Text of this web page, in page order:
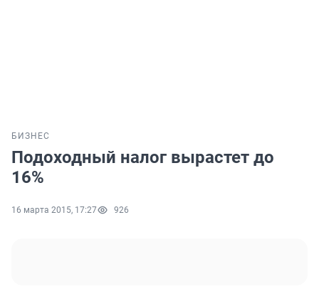
БИЗНЕС
Подоходный налог вырастет до
16%
16 марта 2015, 17:27 926